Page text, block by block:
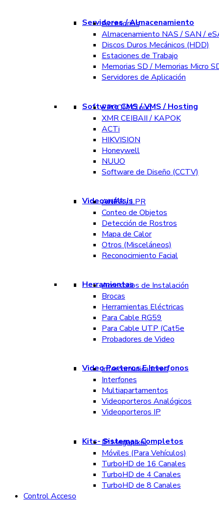
Servidores / Almacenamiento
Accesorios
Almacenamiento NAS / SAN /
Discos Duros Mecánicos (HDD)
Estaciones de Trabajo
Memorias SD / Memorias Micro
Servidores de Aplicación
Software CMS / VMS / Hosting
EPCOM Cloud
XMR CEIBAII / KAPOK
ACTi
HIKVISION
Honeywell
NUUO
Software de Diseño (CCTV)
Videoanálisis
ANPR / LPR
Conteo de Objetos
Detección de Rostros
Mapa de Calor
Otros (Misceláneos)
Reconocimiento Facial
Herramientas
Accesorios de Instalación
Brocas
Herramientas Eléctricas
Para Cable RG59
Para Cable UTP (Cat5e
Probadores de Video
Video Porteros E Interfonos
Intercomunicadores
Interfones
Multiapartamentos
Videoporteros Analógicos
Videoporteros IP
Kits- Sistemas Completos
IP Megapixel
Móviles (Para Vehículos)
TurboHD de 16 Canales
TurboHD de 4 Canales
TurboHD de 8 Canales
Control Acceso